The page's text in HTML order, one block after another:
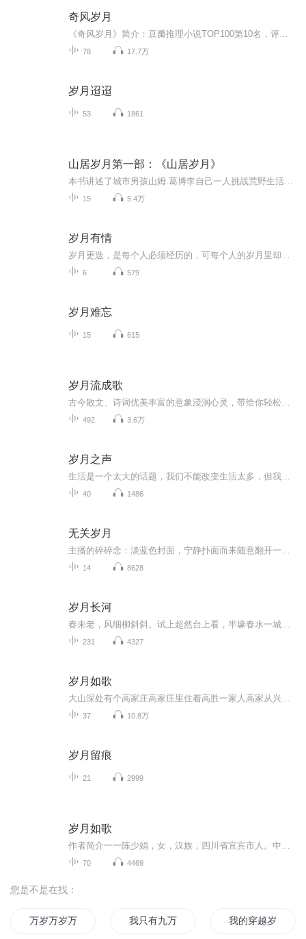
奇风岁月
78 17.7万
岁月迢迢
53 1861
山居岁月第一部：《山居岁月》
15 5.4万
岁月有情
6 579
岁月难忘
15 615
岁月流成歌
492 3.6万
岁月之声
40 1486
无关岁月
14 8628
岁月长河
231 4327
岁月如歌
37 10.8万
岁月留痕
21 2999
岁月如歌
70 4469
您是不是在找：
万岁万岁万万岁 我只有九万九千岁 我的穿越岁月